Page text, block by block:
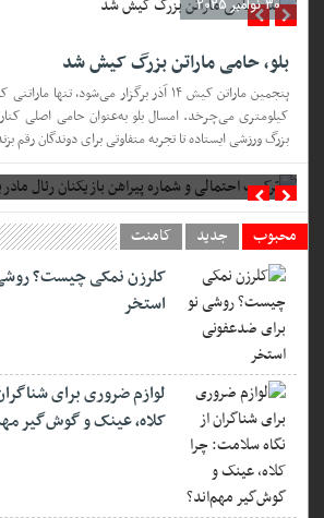
30 نوامبر 2025
بلو، حامی ماراتن بزرگ کیش شد
کیلومتری می‌چرخد. امسال بلو به‌عنوان حامی اصلی کنار
بزرگ ورزشی ایستاده تا تجربه متفاوتی برای دوندگان رقم بزند.
محبوب جدید کامنت
کلرزن نمکی چیست؟ روشی
استخر
لوازم ضروری برای
کلاه، عینک و گوش‌گیر